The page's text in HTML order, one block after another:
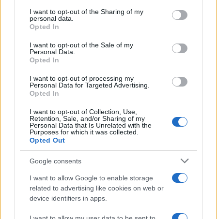
not limited to your visit or usage behaviour. You may click to
grant or deny consent to Google and its third-party tags to
use your data for below specified purposes in below Google
consent section.
I want to opt-out of the Sharing of my
personal data.
Opted In
I want to opt-out of the Sale of my
Personal Data.
Opted In
I want to opt-out of processing my
Personal Data for Targeted Advertising.
Opted In
I want to opt-out of Collection, Use,
Retention, Sale, and/or Sharing of my
Personal Data that Is Unrelated with the
Purposes for which it was collected.
Opted Out
Google consents
I want to allow Google to enable storage
related to advertising like cookies on web or
device identifiers in apps.
“Sul filo del discorso”: sold out ad Olbia per il
reading su Atzeni
La Maddalena, festa per i 30 anni del Diving
center di Tegge
Esce di strada con l’auto ad Arzachena: ferito il
Turiste si perdono a Tavolara: salvate dai vigili
del fuoco
Meteo Olbia 6 agosto, migliora il tempo in
Gallura
Incidente Olbia, poliziotto in vacanza salva 6